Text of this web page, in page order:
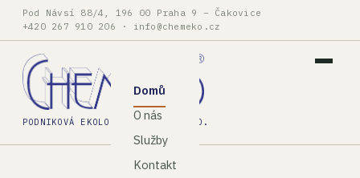
Pod Návsí 88/4, 196 00 Praha 9 – Čakovice
+420 267 910 206 · info@chemeko.cz
PODNIKOVÁ EKOLOGIE, SPOL. S R.O.
Domů
O nás
Služby
Kontakt